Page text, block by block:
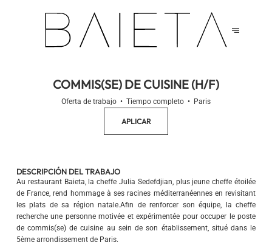
COMMIS(SE) DE CUISINE (H/F)
Oferta de trabajo Tiempo completo Paris
APLICAR
DESCRIPCIÓN DEL TRABAJO
Au restaurant Baieta, la cheffe Julia Sedefdjian, plus jeune cheffe étoilée
de France, rend hommage à ses racines méditerranéennes en revisitant
les plats de sa région natale.Afin de renforcer son équipe, la cheffe
recherche une personne motivée et expérimentée pour occuper le poste
de commis(se) de cuisine au sein de son établissement, situé dans le
5ème arrondissement de Paris.